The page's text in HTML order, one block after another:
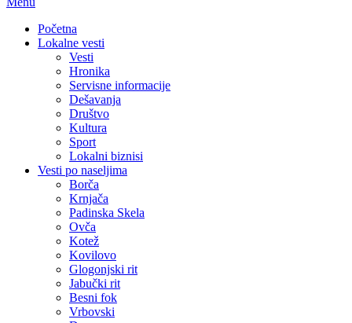
Početna
Lokalne vesti
Vesti
Hronika
Servisne informacije
Dešavanja
Društvo
Kultura
Sport
Lokalni biznisi
Vesti po naseljima
Borča
Krnjača
Padinska Skela
Ovča
Kotež
Kovilovo
Glogonjski rit
Jabučki rit
Besni fok
Vrbovski